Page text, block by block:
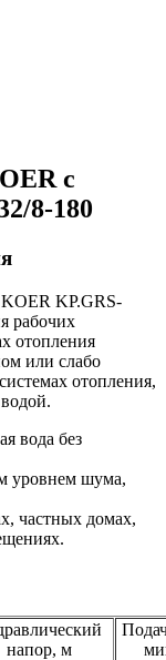
с
8-180
KOER KP.GRS-
рабочих
отопления
или слабо
отопления,
вода без
уровнем шума,
частных домах,
напор, м